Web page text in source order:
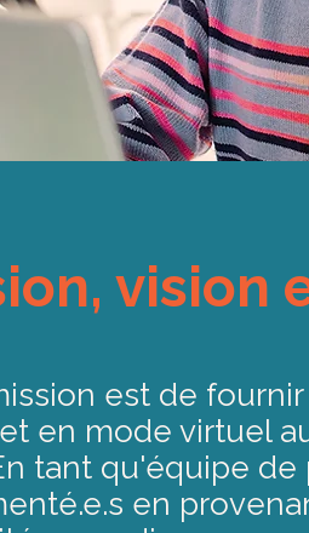
vision
est de
en mode virtuel
tant qu'équipe de
en